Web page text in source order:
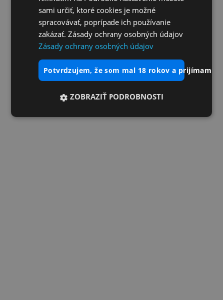
sami určiť, ktoré cookies je možné
spracovávať, poprípade ich používanie
zakázať. Zásady ochrany osobných údajov
Zásady ochrany osobných údajov
potvrdzujem, že som mal 18 rokov a prijímam
ZOBRAZIŤ PODROBNOSTI